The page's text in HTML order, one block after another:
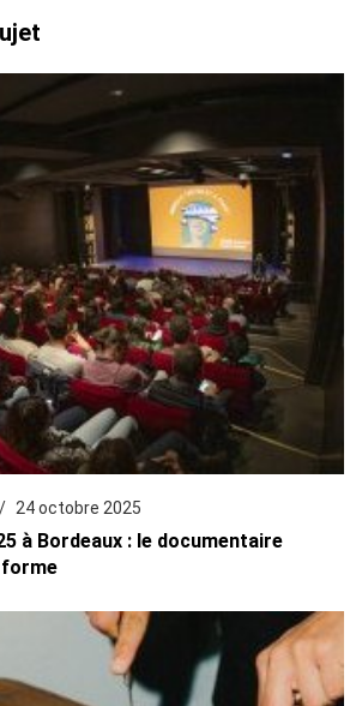
24 octobre 2025
à Bordeaux : le documentaire
forme